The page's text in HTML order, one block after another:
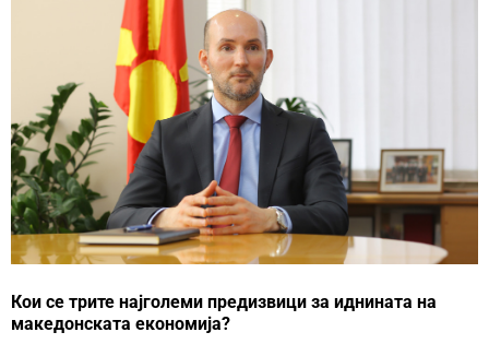
Кои се трите најголеми предизвици за иднината на
македонската економија?